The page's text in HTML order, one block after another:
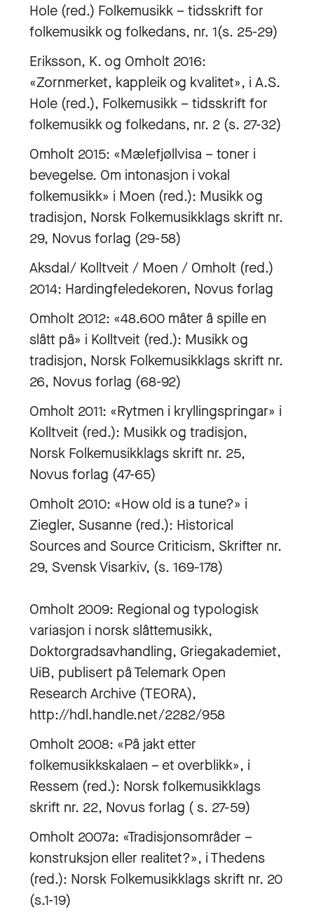
Hole (red.) Folkemusikk – tidsskrift for
folkemusikk og folkedans, nr. 1(s. 25-29)
Eriksson, K. og Omholt 2016:
«Zornmerket, kappleik og kvalitet», i A.S.
Hole (red.), Folkemusikk – tidsskrift for
folkemusikk og folkedans, nr. 2 (s. 27-32)
Omholt 2015: «Mælefjøllvisa – toner i
bevegelse. Om intonasjon i vokal
folkemusikk» i Moen (red.): Musikk og
tradisjon, Norsk Folkemusikklags skrift nr.
29, Novus forlag (29-58)
Aksdal/ Kolltveit / Moen / Omholt (red.)
2014: Hardingfeledekoren, Novus forlag
Omholt 2012: «48.600 måter å spille en
slått på» i Kolltveit (red.): Musikk og
tradisjon, Norsk Folkemusikklags skrift nr.
26, Novus forlag (68-92)
Omholt 2011: «Rytmen i kryllingspringar» i
Kolltveit (red.): Musikk og tradisjon,
Norsk Folkemusikklags skrift nr. 25,
Novus forlag (47-65)
Omholt 2010: «How old is a tune?» i
Ziegler, Susanne (red.): Historical
Sources and Source Criticism, Skrifter nr.
29, Svensk Visarkiv, (s. 169-178)
Omholt 2009: Regional og typologisk
variasjon i norsk slåttemusikk,
Doktorgradsavhandling, Griegakademiet,
UiB, publisert på Telemark Open
Research Archive (TEORA),
http://hdl.handle.net/2282/958
Omholt 2008: «På jakt etter
folkemusikkskalaen – et overblikk», i
Ressem (red.): Norsk folkemusikklags
skrift nr. 22, Novus forlag ( s. 27-59)
Omholt 2007a: «Tradisjonsområder –
konstruksjon eller realitet?», i Thedens
(red.): Norsk Folkemusikklags skrift nr. 20
(s.1-19)